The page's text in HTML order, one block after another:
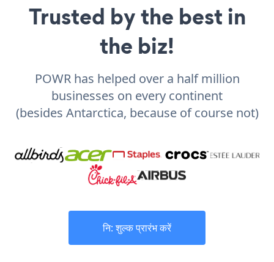
Trusted by the best in
the biz!
POWR has helped over a half million
businesses on every continent
(besides Antarctica, because of course not)
नि: शुल्क प्रारंभ करें